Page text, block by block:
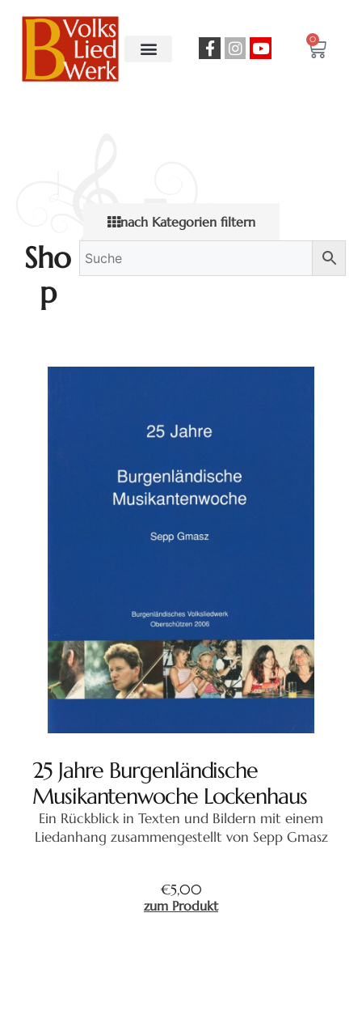
0
nach Kategorien filtern
Sho
p
25 Jahre Burgenländische
Musikantenwoche Lockenhaus
Ein Rückblick in Texten und Bildern mit einem
Liedanhang zusammengestellt von Sepp Gmasz
€5,00
zum Produkt